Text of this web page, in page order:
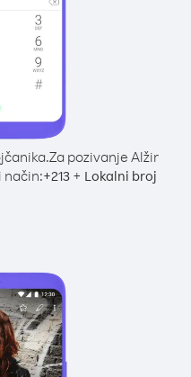
Za pozivanje Alžir
način:+213+ Lokalni broj